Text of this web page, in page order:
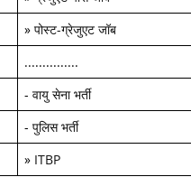
» पोस्ट-ग्रेजुएट जॉब
...............
- वायु सेना भर्ती
- पुलिस भर्ती
» ITBP